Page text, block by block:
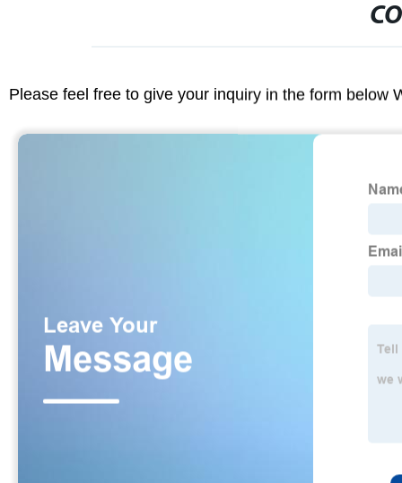
Please feel free to give your inquiry in the form below